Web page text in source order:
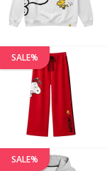
SALE%
SALE%